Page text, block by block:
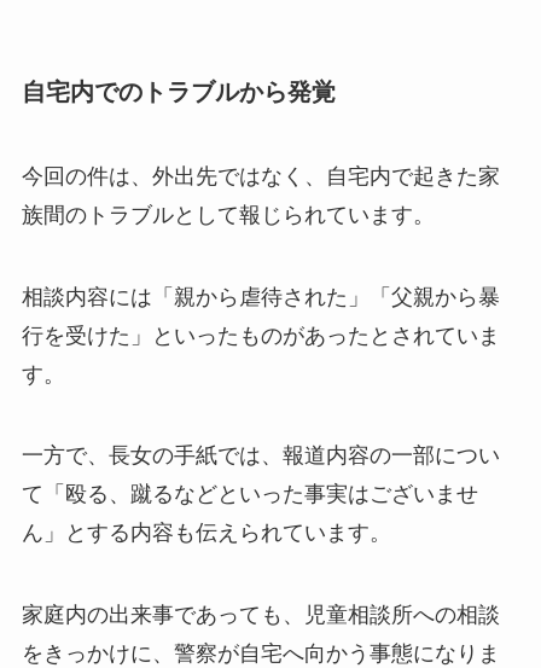
自宅内でのトラブルから発覚
今回の件は、外出先ではなく、自宅内で起きた家
族間のトラブルとして報じられています。
相談内容には「親から虐待された」「父親から暴
行を受けた」といったものがあったとされていま
す。
一方で、長女の手紙では、報道内容の一部につい
て「殴る、蹴るなどといった事実はございませ
ん」とする内容も伝えられています。
家庭内の出来事であっても、児童相談所への相談
をきっかけに、警察が自宅へ向かう事態になりま